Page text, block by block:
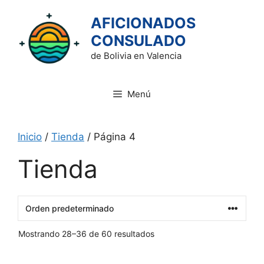
contenido
AFICIONADOS
CONSULADO
de Bolivia en Valencia
Menú
Inicio / Tienda / Página 4
Tienda
Mostrando 28–36 de 60 resultados